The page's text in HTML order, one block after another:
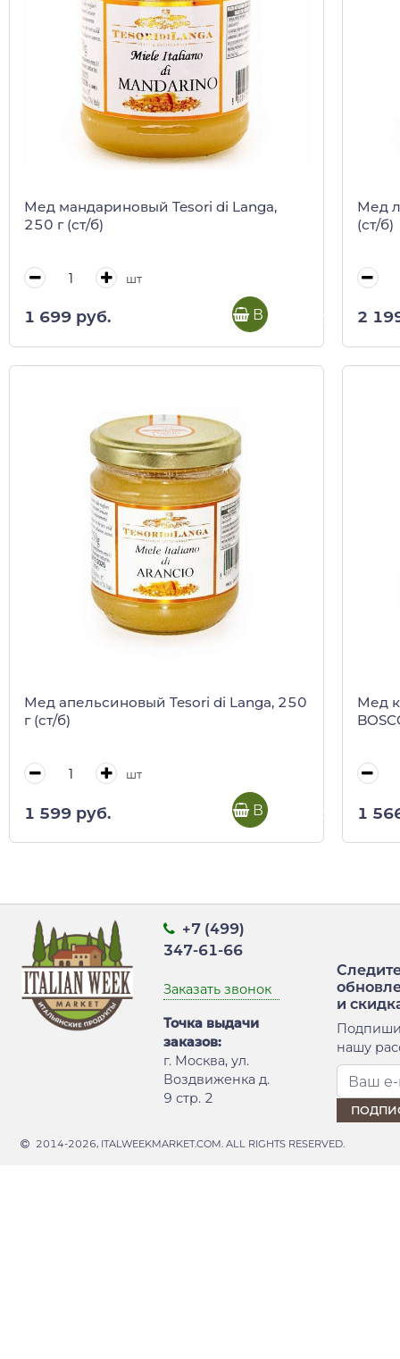
Мед мандариновый Tesori di Langa,
250 г (ст/б)
шт
1 699 руб. В корзину
Мед
(ст/б)
2
Мед апельсиновый Tesori di Langa, 250
г (ст/б)
шт
1 599 руб. В корзину
Мед
1
+7 (499)
347-61-66
Заказать звонок
Точка выдачи
заказов:
г. Москва, ул.
Воздвиженка д.
9 стр. 2
и
нашу
2014-2026, ITALWEEKMARKET.COM. ALL RIGHTS RESERVED.